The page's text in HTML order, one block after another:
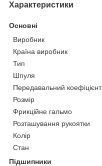
Характеристики
Основні
Виробник
Країна виробник
Тип
Шпуля
Передавальний коефіцієнт
Розмір
Фрикційне гальмо
Розташування рукоятки
Колір
Стан
Підшипники